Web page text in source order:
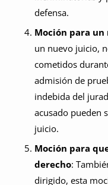
defensa.
Moción para
un nuevo juicio,
cometidos
admisión de
indebida del
acusado pueden
juicio.
Moción para
derecho:
dirigido, esta